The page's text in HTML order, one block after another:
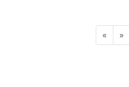
« »